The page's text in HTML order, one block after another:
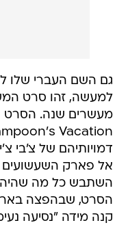
גם השם העברי שלו
למעשה, זהו סרט
דמויותיהם של צ'בי
אל פארק השעשועים
השתבש כל מה שהיה
הסרט, שבהפצה
קנה מידה "נסיעה